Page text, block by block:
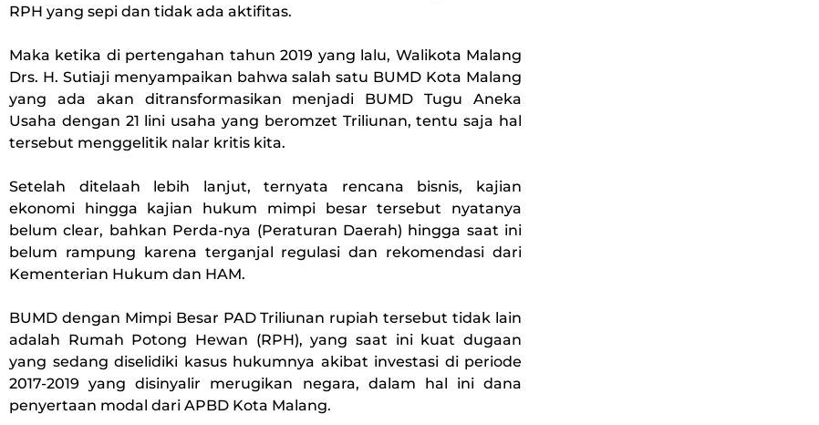
RPH yang sepi dan tidak ada aktifitas.
Maka ketika di pertengahan tahun 2019 yang lalu, Walikota Malang
Drs. H. Sutiaji menyampaikan bahwa salah satu BUMD Kota Malang
yang ada akan ditransformasikan menjadi BUMD Tugu Aneka
Usaha dengan 21 lini usaha yang beromzet Triliunan, tentu saja hal
tersebut menggelitik nalar kritis kita.
Setelah ditelaah lebih lanjut, ternyata rencana bisnis, kajian
ekonomi hingga kajian hukum mimpi besar tersebut nyatanya
belum clear, bahkan Perda-nya (Peraturan Daerah) hingga saat ini
belum rampung karena terganjal regulasi dan rekomendasi dari
Kementerian Hukum dan HAM.
BUMD dengan Mimpi Besar PAD Triliunan rupiah tersebut tidak lain
adalah Rumah Potong Hewan (RPH), yang saat ini kuat dugaan
yang sedang diselidiki kasus hukumnya akibat investasi di periode
2017-2019 yang disinyalir merugikan negara, dalam hal ini dana
penyertaan modal dari APBD Kota Malang.